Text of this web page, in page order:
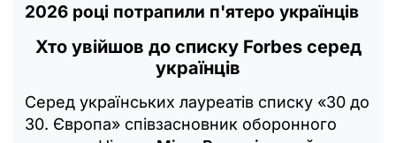
2026 році потрапили п'ятеро українців
Хто увійшов до списку Forbes серед
українців
Серед українських лауреатів списку «30 до
30. Європа» співзасновник оборонного